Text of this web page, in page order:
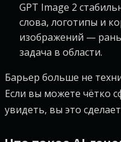
GPT Image 2
слова, логотипы и
изображений —
задача в области.
Барьер больше не
Если вы можете чётко
увидеть, вы это